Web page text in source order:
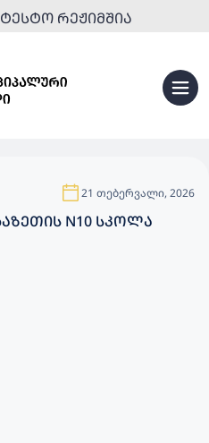
ᲠᲔᲟᲘᲛᲨᲘᲐ
21 თებერვალი, 2026
N10 ᲡᲙᲝᲚᲐ